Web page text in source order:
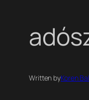
Written byKoren